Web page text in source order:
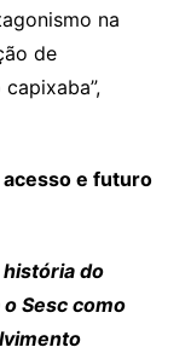
na
de
acesso e futuro
do
Sesc como